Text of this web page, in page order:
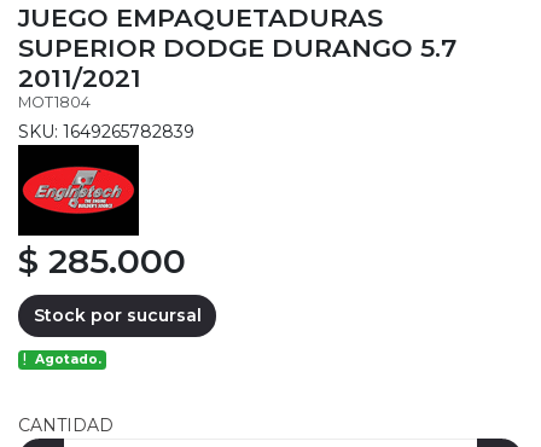
JUEGO EMPAQUETADURAS
SUPERIOR DODGE DURANGO 5.7
2011/2021
MOT1804
SKU: 1649265782839
$ 285.000
Stock por sucursal
Agotado.
CANTIDAD